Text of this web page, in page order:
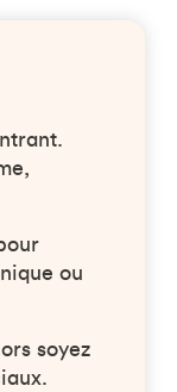
ou
soyez